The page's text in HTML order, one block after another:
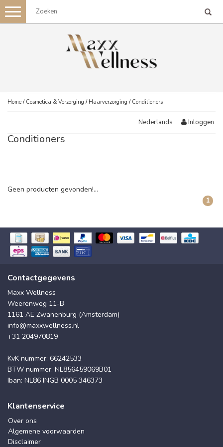
Toggle
navigation
Home / Cosmetica & Verzorging / Haarverzorging / Conditioners
Nederlands Inloggen
Conditioners
Geen producten gevonden!...
1
Contactgegevens
Maxx Wellness
Weerenweg 11-B
1161 AE Zwanenburg (Amsterdam)
info@maxxwellness.nl
+31 204970819
KvK nummer: 66242533
BTW nummer: NL856459069B01
Iban: NL86 INGB 0005 346373
Klantenservice
Over ons
Algemene voorwaarden
Disclaimer